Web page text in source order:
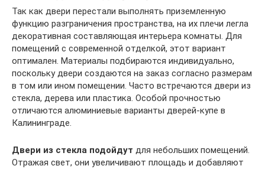
Так как двери перестали выполнять приземленную
функцию разграничения пространства, на их плечи легла
декоративная составляющая интерьера комнаты. Для
помещений с современной отделкой, этот вариант
оптимален. Материалы подбираются индивидуально,
поскольку двери создаются на заказ согласно размерам
в том или ином помещении. Часто встречаются двери из
стекла, дерева или пластика. Особой прочностью
отличаются алюминиевые варианты дверей-купе в
Калининграде.
Двери из стекла подойдут для небольших помещений.
Отражая свет, они увеличивают площадь и добавляют